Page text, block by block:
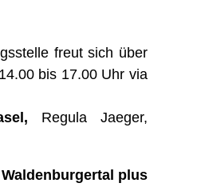
freut sich über
bis 17.00 Uhr via
Regula Jaeger,
plus